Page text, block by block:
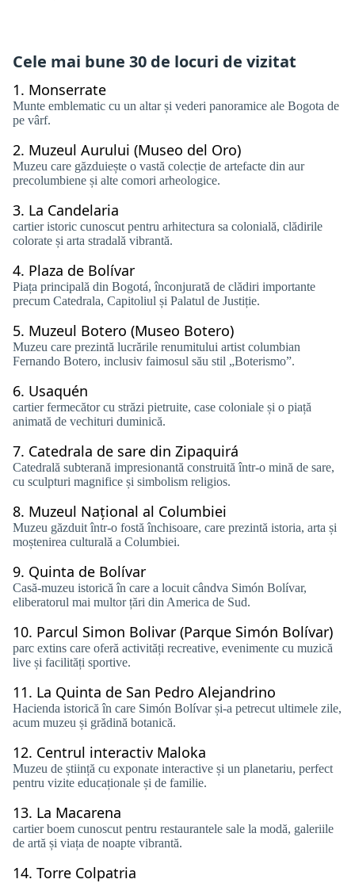
Cele mai bune 30 de locuri de vizitat
1. Monserrate
Munte emblematic cu un altar și vederi panoramice ale Bogota de
pe vârf.
2. Muzeul Aurului (Museo del Oro)
Muzeu care găzduiește o vastă colecție de artefacte din aur
precolumbiene și alte comori arheologice.
3. La Candelaria
cartier istoric cunoscut pentru arhitectura sa colonială, clădirile
colorate și arta stradală vibrantă.
4. Plaza de Bolívar
Piața principală din Bogotá, înconjurată de clădiri importante
precum Catedrala, Capitoliul și Palatul de Justiție.
5. Muzeul Botero (Museo Botero)
Muzeu care prezintă lucrările renumitului artist columbian
Fernando Botero, inclusiv faimosul său stil „Boterismo”.
6. Usaquén
cartier fermecător cu străzi pietruite, case coloniale și o piață
animată de vechituri duminică.
7. Catedrala de sare din Zipaquirá
Catedrală subterană impresionantă construită într-o mină de sare,
cu sculpturi magnifice și simbolism religios.
8. Muzeul Național al Columbiei
Muzeu găzduit într-o fostă închisoare, care prezintă istoria, arta și
moștenirea culturală a Columbiei.
9. Quinta de Bolívar
Casă-muzeu istorică în care a locuit cândva Simón Bolívar,
eliberatorul mai multor țări din America de Sud.
10. Parcul Simon Bolivar (Parque Simón Bolívar)
parc extins care oferă activități recreative, evenimente cu muzică
live și facilități sportive.
11. La Quinta de San Pedro Alejandrino
Hacienda istorică în care Simón Bolívar și-a petrecut ultimele zile,
acum muzeu și grădină botanică.
12. Centrul interactiv Maloka
Muzeu de știință cu exponate interactive și un planetariu, perfect
pentru vizite educaționale și de familie.
13. La Macarena
cartier boem cunoscut pentru restaurantele sale la modă, galeriile
de artă și viața de noapte vibrantă.
14. Torre Colpatria